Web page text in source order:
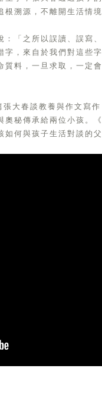
溯源，不離開生活情
：「之所以誤讀、誤寫
，來自於我們對這些
料，一旦求取，一定
大春談教養與作文寫
秘傳承給兩位小孩。
何與孩子生活對談的父